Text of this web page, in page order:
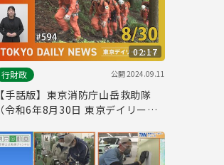
02:17
行財政
公開2024.09.11
【手話版】東京消防庁山岳救助隊
（令和6年8月30日 東京デイリーニ